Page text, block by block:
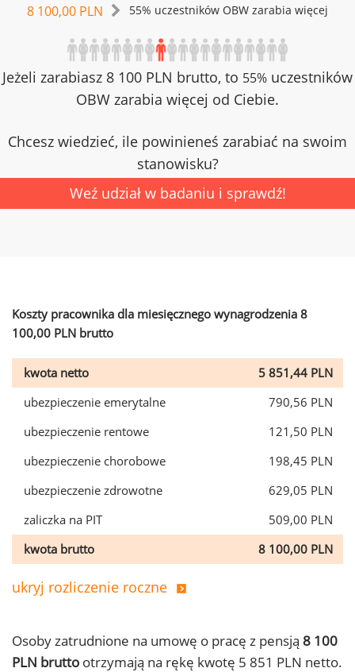
8 100,00 PLN 55% uczestników OBW zarabia więcej
Jeżeli zarabiasz 8 100 PLN brutto, to 55% uczestników
OBW zarabia więcej od Ciebie.
Chcesz wiedzieć, ile powinieneś zarabiać na swoim
stanowisku?
Weź udział w badaniu i sprawdź!
Koszty pracownika dla miesięcznego wynagrodzenia 8
100,00 PLN brutto
kwota netto
5 851,44 PLN
ubezpieczenie emerytalne
790,56 PLN
ubezpieczenie rentowe
121,50 PLN
ubezpieczenie chorobowe
198,45 PLN
ubezpieczenie zdrowotne
629,05 PLN
zaliczka na PIT
509,00 PLN
kwota brutto
8 100,00 PLN
ukryj rozliczenie roczne
Osoby zatrudnione na umowę o pracę z pensją 8 100
PLN brutto otrzymają na rękę kwotę 5 851 PLN netto.